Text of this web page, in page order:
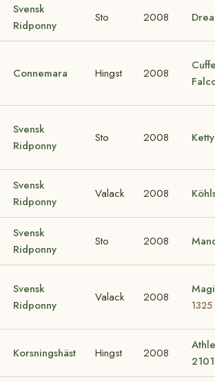
Svensk
Ridponny
Sto 2008
Connemara Hingst 2008
Svensk
Ridponny
Sto 2008 Ketty
Svensk
Ridponny
Valack 2008
Svensk
Ridponny
Sto 2008
Svensk
Ridponny
Valack 2008
1325
Korsningshäst Hingst 2008